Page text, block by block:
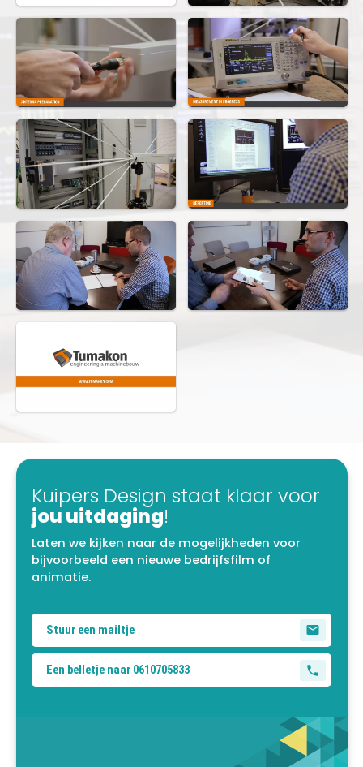
Kuipers Design staat klaar voor
jou uitdaging!
Laten we kijken naar de mogelijkheden voor
bijvoorbeeld een nieuwe bedrijfsfilm of
animatie.
Stuur een mailtje
Een belletje naar 0610705833